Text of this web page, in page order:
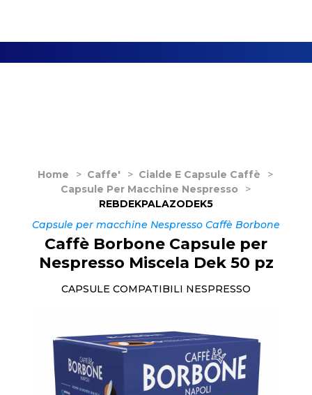
Home > Caffe' > Cialde E Capsule Caffè
>
Capsule Per Macchine Nespresso
>
REBDEKPALAZODEK5
Capsule per macchine Nespresso Caffè Borbone
Caffè Borbone Capsule per
Nespresso Miscela Dek 50 pz
CAPSULE COMPATIBILI NESPRESSO